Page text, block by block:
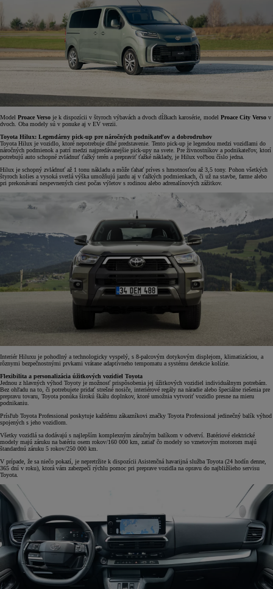
Model Proace Verso je k dispozícii v štyroch výbavách a dvoch dĺžkach karosérie, model Proace City Verso v
dvoch. Oba modely sú v ponuke aj v EV verzii.
Toyota Hilux: Legendárny pick-up pre náročných podnikateľov a dobrodruhov
Toyota Hilux je vozidlo, ktoré nepotrebuje dlhé predstavenie. Tento pick-up je legendou medzi vozidlami do
náročných podmienok a patrí medzi najpredávanejšie pick-upy na svete. Pre živnostníkov a podnikateľov, ktorí
potrebujú auto schopné zvládnuť ťažký terén a prepraviť ťažké náklady, je Hilux voľbou číslo jedna.
Hilux je schopný zvládnuť až 1 tonu nákladu a môže ťahať príves s hmotnosťou až 3,5 tony. Pohon všetkých
štyroch kolies a vysoká svetlá výška umožňujú jazdu aj v ťažkých podmienkach, či už na stavbe, farme alebo
pri prekonávaní nespevnených ciest počas výletov s rodinou alebo adrenalínových zážitkov.
Interiér Hiluxu je pohodlný a technologicky vyspelý, s 8-palcovým dotykovým displejom, klimatizáciou, a
rôznymi bezpečnostnými prvkami vrátane adaptívneho tempomatu a systému detekcie kolízie.
Flexibilita a personalizácia úžitkových vozidiel Toyota
Jednou z hlavných výhod Toyoty je možnosť prispôsobenia jej úžitkových vozidiel individuálnym potrebám.
Bez ohľadu na to, či potrebujete pridať strešné nosiče, interiérové regály na náradie alebo špeciálne riešenia pre
prepravu tovaru, Toyota ponúka širokú škálu doplnkov, ktoré umožnia vytvoriť vozidlo presne na mieru
podnikaniu.
Prísľub Toyota Professional poskytuje každému zákazníkovi značky Toyota Professional jedinečný balík výhod
spojených s jeho vozidlom.
Všetky vozidlá sa dodávajú s najlepším komplexným záručným balíkom v odvetví. Batériové elektrické
modely majú záruku na batériu osem rokov/160 000 km, zatiaľ čo modely so vznetovým motorom majú
štandardnú záruku 5 rokov/250 000 km.
V prípade, že sa niečo pokazí, je nepretržite k dispozícii Asistenčná havarijná služba Toyota (24 hodín denne,
365 dní v roku), ktorá vám zabezpečí rýchlu pomoc pri preprave vozidla na opravu do najbližšieho servisu
Toyota.